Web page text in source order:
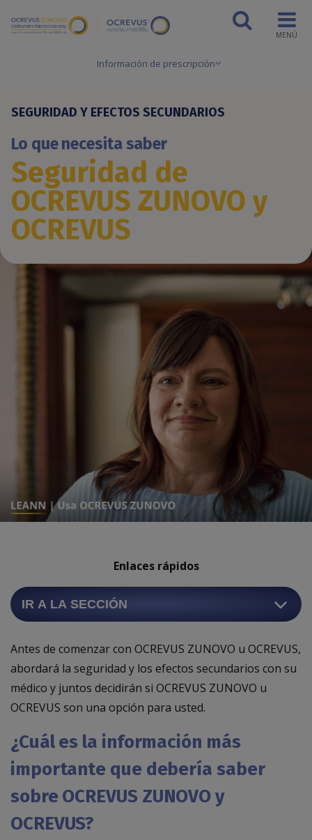
Información de prescripción
SEGURIDAD Y EFECTOS SECUNDARIOS
Lo que necesita saber
Seguridad de
OCREVUS ZUNOVO y
OCREVUS
Enlaces rápidos
Antes de comenzar con OCREVUS ZUNOVO u OCREVUS,
abordará la seguridad y los efectos secundarios con su
médico y juntos decidirán si OCREVUS ZUNOVO u
OCREVUS son una opción para usted.
¿Cuál es la información más
importante que debería saber
sobre OCREVUS ZUNOVO y
OCREVUS?